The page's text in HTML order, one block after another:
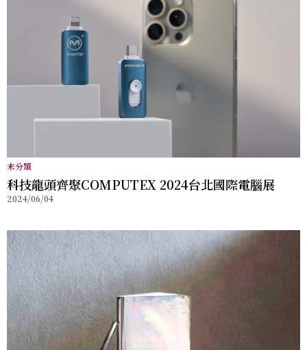
未分類
科技龍頭齊聚COMPUTEX 2024台北國際電腦展
2024/06/04